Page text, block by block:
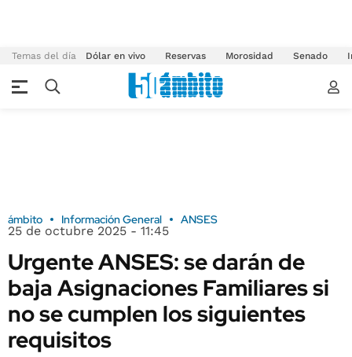
Temas del día Dólar en vivo Reservas Morosidad Senado
ámbito Información General ANSES
25 de octubre 2025 - 11:45
Urgente ANSES: se darán de
baja Asignaciones Familiares si
no se cumplen los siguientes
requisitos